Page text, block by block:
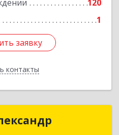
120
1
заявку
контакты
заявку
Александр